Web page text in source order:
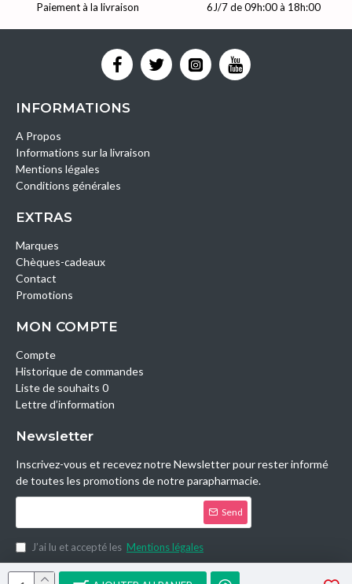
Paiement à la livraison 6J/7 de 09h:00 à 18h:00
INFORMATIONS
A Propos
Informations sur la livraison
Mentions légales
Conditions générales
EXTRAS
Marques
Chèques-cadeaux
Contact
Promotions
MON COMPTE
Compte
Historique de commandes
Liste de souhaits 0
Lettre d’information
Newsletter
Inscrivez-vous et recevez notre Newsletter pour rester informé
de toutes les promotions de notre parapharmacie.
Send
J’ai lu et accepté les Mentions légales
Copyright © 2014, Parashop.tn, All Rights Reserved.